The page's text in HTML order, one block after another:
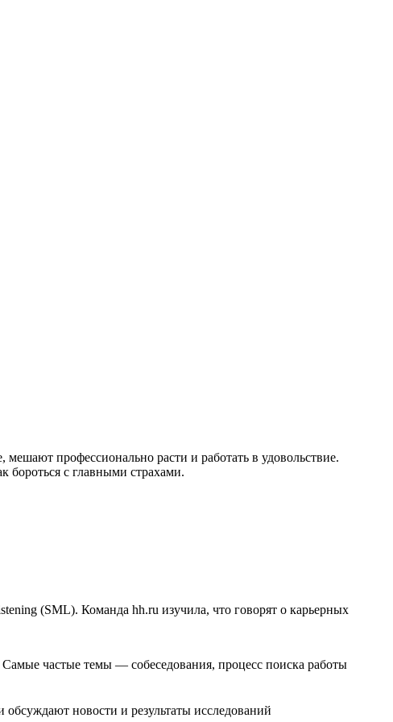
профессионально расти и работать в удовольствие.
бороться с главными страхами.
(SML). Команда hh.ru изучила, что говорят о карьерных
частые темы — собеседования, процесс поиска работы
новости и результаты исследований